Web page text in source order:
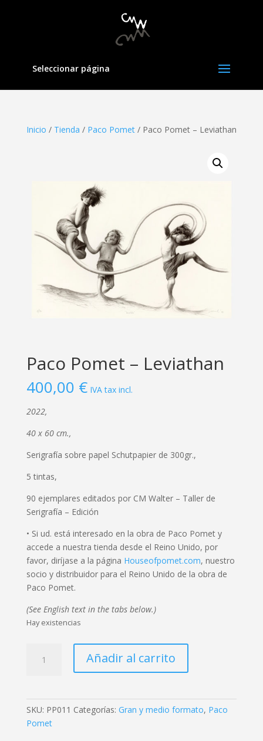
Seleccionar página
Inicio / Tienda / Paco Pomet/ Paco Pomet – Leviathan
Paco Pomet – Leviathan
400,00 € IVA tax incl.
2022,
40 x 60 cm.,
Serigrafía sobre papel Schutpapier de 300gr.,
5 tintas,
90 ejemplares editados por CM Walter – Taller de
Serigrafía – Edición
• Si ud. está interesado en la obra de Paco Pomet y
accede a nuestra tienda desde el Reino Unido, por
favor, diríjase a la página Houseofpomet.com, nuestro
socio y distribuidor para el Reino Unido de la obra de
Paco Pomet.
(See English text in the tabs below.)
Hay existencias
Pomet
Añadir al carrito
SKU: PP011 Categorías: Gran y medio formato, Paco
Pomet